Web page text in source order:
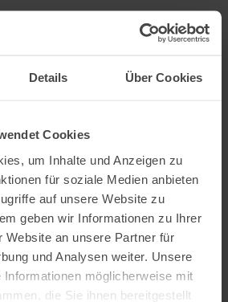
Details Über Cookies
Cookies
um Inhalte und Anzeigen zu
für soziale Medien anbieten
auf unsere Website zu
geben wir Informationen zu Ihrer
Website an unsere Partner für
und Analysen weiter. Unsere
Informationen möglicherweise mit
die Sie ihnen bereitgestellt
Weiches wasserabweisendes Nubukleder
Light aus Mikrofaser und EVA
Arctic Grip Verbundmaterial
GPSR
Dolomite Srl
Via Fante d’Italia 56, 31040 Giavera
Herstellers:www.dolomite.it/contact